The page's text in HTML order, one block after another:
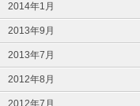
2014年1月
2013年9月
2013年7月
2012年8月
2012年7月